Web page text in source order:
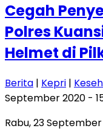
Cegah
Polres
Helmet di
Berita | Kepri |
September 2020 -
Rabu, 23